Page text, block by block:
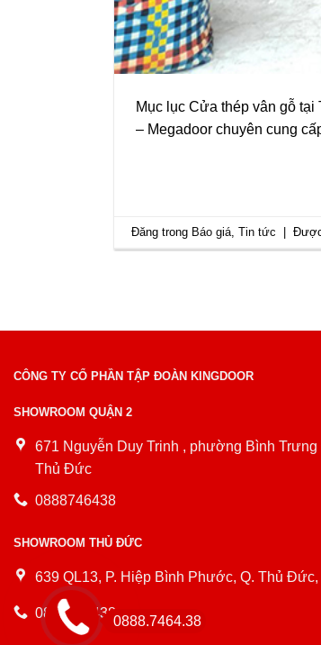
Mục lục Cửa thép vân gỗ
– Megadoor chuyên cung
Đăng trong Báo giá ,Tin tức |
CÔNG TY CỔ PHẦN TẬP ĐOÀN KINGDOOR
SHOWROOM QUẬN 2
671 Nguyễn Duy Trinh , phường Bình
Thủ Đức
0888746438
SHOWROOM THỦ ĐỨC
639 QL13, P. Hiệp Bình Phước, Q. Thủ Đức,
0888746438
0888.7464.38